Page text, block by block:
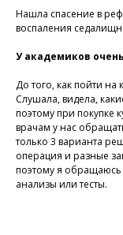
Нашла спасение в
воспаления
У академиков
До того, как пойти на
Слушала, видела,
поэтому при покупке
врачам у нас
только 3 варианта
операция и разные
поэтому я обращаюсь
анализы или тесты.
У Вас остались
Хотите
с нашим
Напишите нам в